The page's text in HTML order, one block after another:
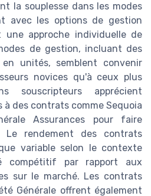
la souplesse dans les modes
avec les options de gestion
approche individuelle de
de gestion, incluant des
unités, semblent convenir
novices qu'à ceux plus
souscripteurs apprécient
des contrats comme Sequoia
Assurances pour faire
rendement des contrats
variable selon le contexte
compétitif par rapport aux
sur le marché. Les contrats
Générale offrent également